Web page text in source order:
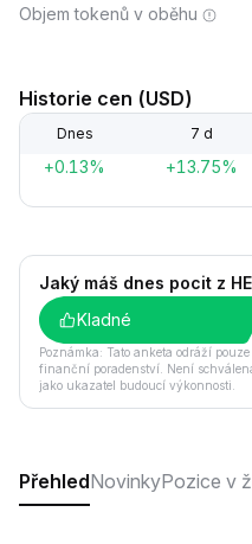
Objem tokenů v oběhu
Historie cen (USD)
Dnes 7 d
+0.13% +13.75%
Jaký máš dnes pocit z
Kladné
Poznámka: Tato anketa odráží
finanční poradenství. Není
jako ukazatel budoucí výkonnosti.
PřehledNovinkyPozice v